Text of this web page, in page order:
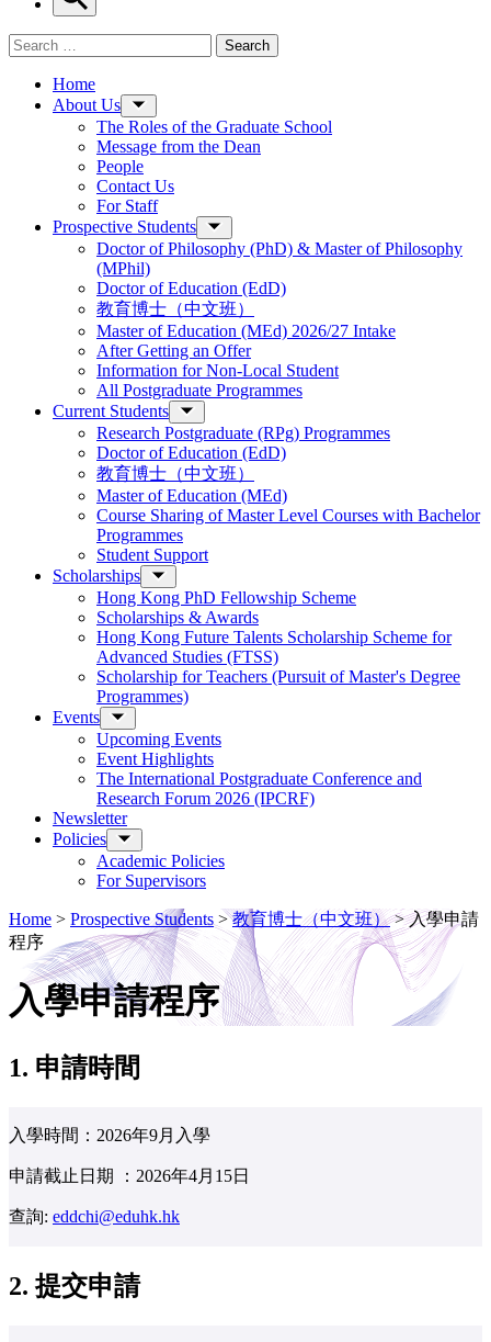
Search for: Search
Home
About Us
The Roles of the Graduate School
Message from the Dean
People
Contact Us
For Staff
Prospective Students
Doctor of Philosophy (PhD) & Master of Philosophy
(MPhil)
Doctor of Education (EdD)
教育博士（中文班）
Master of Education (MEd) 2026/27 Intake
After Getting an Offer
Information for Non-Local Student
All Postgraduate Programmes
Current Students
Research Postgraduate (RPg) Programmes
Doctor of Education (EdD)
教育博士（中文班）
Master of Education (MEd)
Course Sharing of Master Level Courses with Bachelor
Programmes
Student Support
Scholarships
Hong Kong PhD Fellowship Scheme
Scholarships & Awards
Hong Kong Future Talents Scholarship Scheme for
Advanced Studies (FTSS)
Scholarship for Teachers (Pursuit of Master's Degree
Programmes)
Events
Upcoming Events
Event Highlights
The International Postgraduate Conference and
Research Forum 2026 (IPCRF)
Newsletter
Policies
Academic Policies
For Supervisors
Home > Prospective Students >教育博士（中文班）>入學申請
程序
入學申請程序
1. 申請時間
入學時間：2026年9月入學
申請截止日期 ：2026年4月15日
查詢: eddchi@eduhk.hk
2. 提交申請